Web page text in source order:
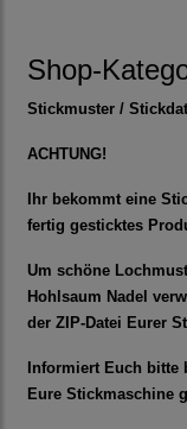
Shop-
Stickmuster /
ACHTUNG!
Ihr bekommt eine
fertig gesticktes
Um schöne
Hohlsaum Nadel
der ZIP-Datei Eurer
Informiert Euch bitte
Eure Stickmaschine